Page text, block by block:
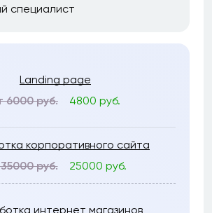
специалист
Landing page
6000 руб.
4800 руб.
корпоративного сайта
руб.
25000 руб.
интернет магазинов